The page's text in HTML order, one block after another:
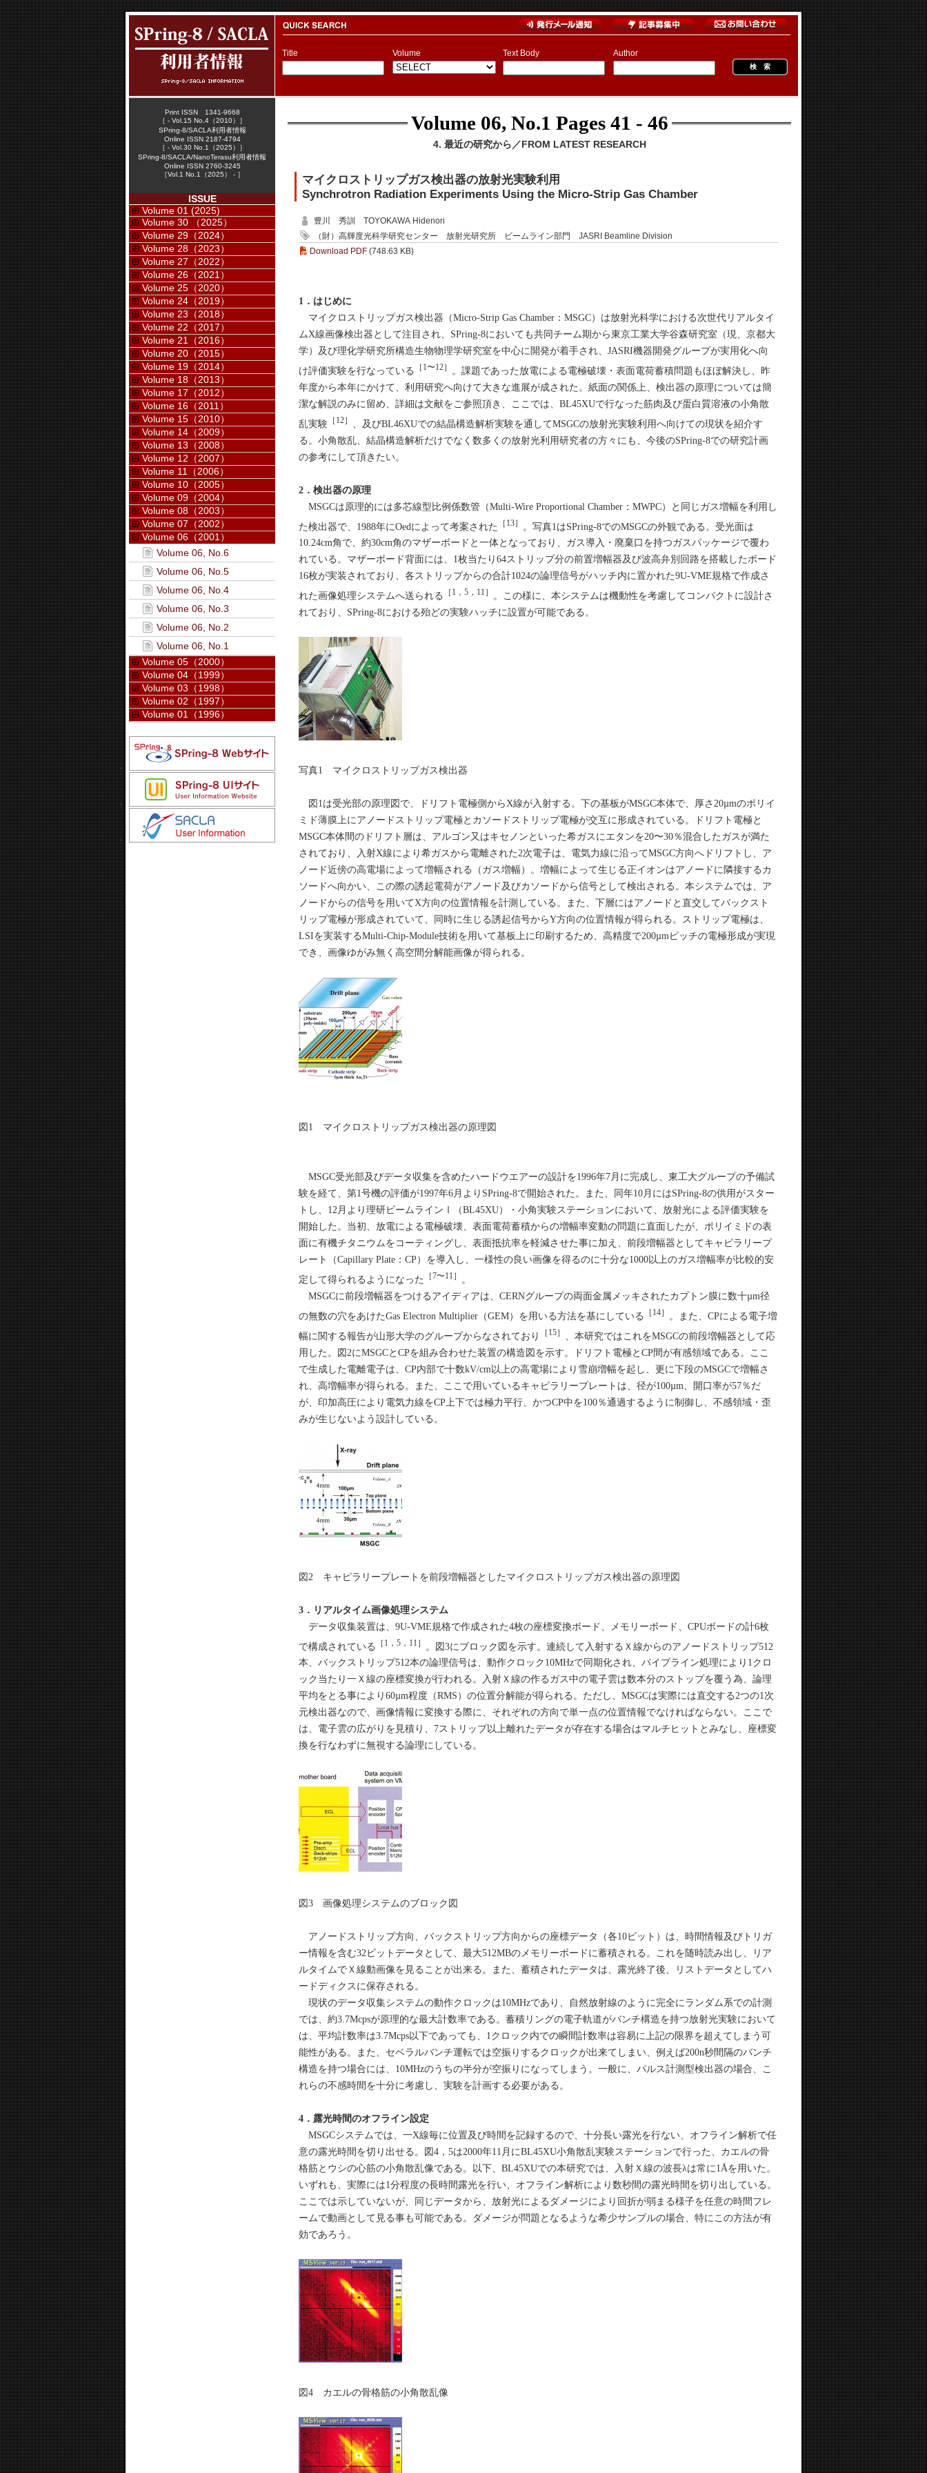
Title Volume Text Body Author
Volume 06, No.1 Pages 41 - 46
4. 最近の研究から／FROM LATEST RESEARCH
マイクロストリップガス検出器の放射光実験利用
Synchrotron Radiation Experiments Using the Micro-Strip Gas Chamber
豊川 秀訓 TOYOKAWA Hidenori
（財）高輝度光科学研究センター 放射光研究所 ビームライン部門 JASRI Beamline Division
Download PDF (748.63 KB)
1．はじめに
マイクロストリップガス検出器（Micro-Strip Gas Chamber：MSGC）は放射光科学における次世代リアルタイ
ムX線画像検出器として注目され、SPring-8においても共同チーム期から東京工業大学谷森研究室（現、京都大
学）及び理化学研究所構造生物物理学研究室を中心に開発が着手され、JASRI機器開発グループが実用化へ向
け評価実験を行なっている
［1〜12］
。課題であった放電による電極破壊・表面電荷蓄積問題もほぼ解決し、昨
年度から本年にかけて、利用研究へ向けて大きな進展が成された。紙面の関係上、検出器の原理については簡
潔な解説のみに留め、詳細は文献をご参照頂き、ここでは、BL45XUで行なった筋肉及び蛋白質溶液の小角散
乱実験 ［12］
、及びBL46XUでの結晶構造解析実験を通してMSGCの放射光実験利用へ向けての現状を紹介す
る。小角散乱、結晶構造解析だけでなく数多くの放射光利用研究者の方々にも、今後のSPring-8での研究計画
の参考にして頂きたい。
2．検出器の原理
MSGCは原理的には多芯線型比例係数管（Multi-Wire Proportional Chamber：MWPC）と同じガス増幅を利用し
た検出器で、1988年にOedによって考案された
［13］
。写真1はSPring-8でのMSGCの外観である。受光面は
10.24cm角で、約30cm角のマザーボードと一体となっており、ガス導入・廃棄口を持つガスパッケージで覆わ
れている。マザーボード背面には、1枚当たり64ストリップ分の前置増幅器及び波高弁別回路を搭載したボード
16枚が実装されており、各ストリップからの合計1024の論理信号がハッチ内に置かれた9U-VME規格で作成さ
れた画像処理システムへ送られる
［1，5，11］
。この様に、本システムは機動性を考慮してコンパクトに設計さ
れており、SPring-8における殆どの実験ハッチに設置が可能である。
写真1 マイクロストリップガス検出器
図1は受光部の原理図で、ドリフト電極側からX線が入射する。下の基板がMSGC本体で、厚さ20µmのポリイ
ミド薄膜上にアノードストリップ電極とカソードストリップ電極が交互に形成されている。ドリフト電極と
MSGC本体間のドリフト層は、アルゴン又はキセノンといった希ガスにエタンを20〜30％混合したガスが満た
されており、入射X線により希ガスから電離された2次電子は、電気力線に沿ってMSGC方向へドリフトし、ア
ノード近傍の高電場によって増幅される（ガス増幅）。増幅によって生じる正イオンはアノードに隣接するカ
ソードへ向かい、この際の誘起電荷がアノード及びカソードから信号として検出される。本システムでは、ア
ノードからの信号を用いてX方向の位置情報を計測している。また、下層にはアノードと直交してバックスト
リップ電極が形成されていて、同時に生じる誘起信号からY方向の位置情報が得られる。ストリップ電極は、
LSIを実装するMulti-Chip-Module技術を用いて基板上に印刷するため、高精度で200µmピッチの電極形成が実現
でき、画像ゆがみ無く高空間分解能画像が得られる。
図1 マイクロストリップガス検出器の原理図
MSGC受光部及びデータ収集を含めたハードウエアーの設計を1996年7月に完成し、東工大グループの予備試
験を経て、第1号機の評価が1997年6月よりSPring-8で開始された。また、同年10月にはSPring-8の供用がスター
トし、12月より理研ビームラインⅠ（BL45XU）・小角実験ステーションにおいて、放射光による評価実験を
開始した。当初、放電による電極破壊、表面電荷蓄積からの増幅率変動の問題に直面したが、ポリイミドの表
面に有機チタニウムをコーティングし、表面抵抗率を軽減させた事に加え、前段増幅器としてキャピラリープ
レート（Capillary Plate：CP）を導入し、一様性の良い画像を得るのに十分な1000以上のガス増幅率が比較的安
定して得られるようになった
［7〜11］
。
MSGCに前段増幅器をつけるアイディアは、CERNグループの両面金属メッキされたカプトン膜に数十µm径
の無数の穴をあけたGas Electron Multiplier（GEM）を用いる方法を基にしている
［14］
。また、CPによる電子増
幅に関する報告が山形大学のグループからなされており
［15］
、本研究ではこれをMSGCの前段増幅器として応
用した。図2にMSGCとCPを組み合わせた装置の構造図を示す。ドリフト電極とCP間が有感領域である。ここ
で生成した電離電子は、CP内部で十数kV/cm以上の高電場により雪崩増幅を起し、更に下段のMSGCで増幅さ
れ、高増幅率が得られる。また、ここで用いているキャピラリープレートは、径が100µm、開口率が57％だ
が、印加高圧により電気力線をCP上下では極力平行、かつCP中を100％通過するように制御し、不感領域・歪
みが生じないよう設計している。
図2 キャピラリープレートを前段増幅器としたマイクロストリップガス検出器の原理図
3．リアルタイム画像処理システム
データ収集装置は、9U-VME規格で作成された4枚の座標変換ボード、メモリーボード、CPUボードの計6枚
で構成されている
［1，5，11］
。図3にブロック図を示す。連続して入射するＸ線からのアノードストリップ512
本、バックストリップ512本の論理信号は、動作クロック10MHzで同期化され、パイプライン処理により1クロ
ック当たり一Ｘ線の座標変換が行われる。入射Ｘ線の作るガス中の電子雲は数本分のストップを覆う為、論理
平均をとる事により60µm程度（RMS）の位置分解能が得られる。ただし、MSGCは実際には直交する2つの1次
元検出器なので、画像情報に変換する際に、それぞれの方向で単一点の位置情報でなければならない。ここで
は、電子雲の広がりを見積り、7ストリップ以上離れたデータが存在する場合はマルチヒットとみなし、座標変
換を行なわずに無視する論理にしている。
図3 画像処理システムのブロック図
アノードストリップ方向、バックストリップ方向からの座標データ（各10ビット）は、時間情報及びトリガ
ー情報を含む32ビットデータとして、最大512MBのメモリーボードに蓄積される。これを随時読み出し、リア
ルタイムでＸ線動画像を見ることが出来る。また、蓄積されたデータは、露光終了後、リストデータとしてハ
ードディクスに保存される。
現状のデータ収集システムの動作クロックは10MHzであり、自然放射線のように完全にランダム系での計測
では、約3.7Mcpsが原理的な最大計数率である。蓄積リングの電子軌道がバンチ構造を持つ放射光実験において
は、平均計数率は3.7Mcps以下であっても、1クロック内での瞬間計数率は容易に上記の限界を超えてしまう可
能性がある。また、セベラルバンチ運転では空振りするクロックが出来てしまい、例えば200n秒間隔のバンチ
構造を持つ場合には、10MHzのうちの半分が空振りになってしまう。一般に、パルス計測型検出器の場合、こ
れらの不感時間を十分に考慮し、実験を計画する必要がある。
4．露光時間のオフライン設定
MSGCシステムでは、一X線毎に位置及び時間を記録するので、十分長い露光を行ない、オフライン解析で任
意の露光時間を切り出せる。図4，5は2000年11月にBL45XU小角散乱実験ステーションで行った、カエルの骨
格筋とウシの心筋の小角散乱像である。以下、BL45XUでの本研究では、入射Ｘ線の波長λは常に1Åを用いた。
いずれも、実際には1分程度の長時間露光を行い、オフライン解析により数秒間の露光時間を切り出している。
ここでは示していないが、同じデータから、放射光によるダメージにより回折が弱まる様子を任意の時間フレ
ームで動画として見る事も可能である。ダメージが問題となるような希少サンプルの場合、特にこの方法が有
効であろう。
図4 カエルの骨格筋の小角散乱像
Print ISSN 1341-9668
［ - Vol.15 No.4（2010）］
SPring-8/SACLA利用者情報
Online ISSN 2187-4794
［ - Vol.30 No.1（2025）］
SPring-8/SACLA/NanoTerasu利用者情報
Online ISSN 2760-3245
［Vol.1 No.1（2025） - ］
ISSUE
Volume 01 (2025)
Volume 30 （2025）
Volume 29（2024）
Volume 28（2023）
Volume 27（2022）
Volume 26（2021）
Volume 25（2020）
Volume 24（2019）
Volume 23（2018）
Volume 22（2017）
Volume 21（2016）
Volume 20（2015）
Volume 19（2014）
Volume 18（2013）
Volume 17（2012）
Volume 16（2011）
Volume 15（2010）
Volume 14（2009）
Volume 13（2008）
Volume 12（2007）
Volume 11（2006）
Volume 10（2005）
Volume 09（2004）
Volume 08（2003）
Volume 07（2002）
Volume 06（2001）
Volume 06, No.6
Volume 06, No.5
Volume 06, No.4
Volume 06, No.3
Volume 06, No.2
Volume 06, No.1
Volume 05（2000）
Volume 04（1999）
Volume 03（1998）
Volume 02（1997）
Volume 01（1996）